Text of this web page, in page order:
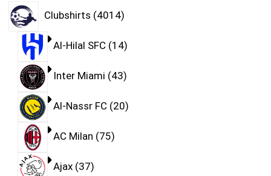
Clubshirts 4014
Al-Hilal SFC 14
Inter Miami 43
Al-Nassr FC 20
AC Milan 75
Ajax 37